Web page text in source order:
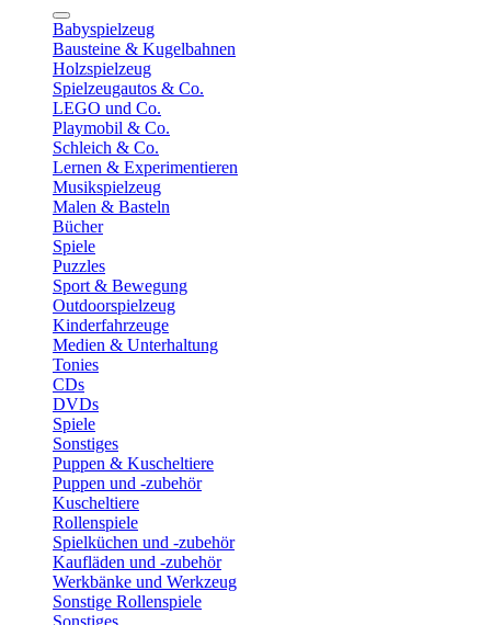
Babyspielzeug
Bausteine & Kugelbahnen
Holzspielzeug
Spielzeugautos & Co.
LEGO und Co.
Playmobil & Co.
Schleich & Co.
Lernen & Experimentieren
Musikspielzeug
Malen & Basteln
Bücher
Spiele
Puzzles
Sport & Bewegung
Outdoorspielzeug
Kinderfahrzeuge
Medien & Unterhaltung
Tonies
CDs
DVDs
Spiele
Sonstiges
Puppen & Kuscheltiere
Puppen und -zubehör
Kuscheltiere
Rollenspiele
Spielküchen und -zubehör
Kaufläden und -zubehör
Werkbänke und Werkzeug
Sonstige Rollenspiele
Sonstiges